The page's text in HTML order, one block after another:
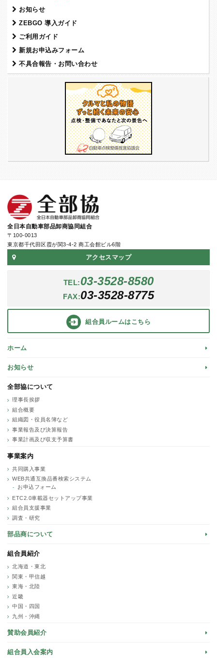
お知らせ
ZEBGO 導入ガイド
ご利用ガイド
新規お申込みフォーム
不具合報告・お問い合わせ
全日本自動車部品卸商協同組合
〒100-0013
東京都千代田区霞が関3-4-2 商工会館ビル6階
アクセスマップ
TEL:03-3528-8580
FAX:03-3528-8775
組合員ルームはこちら
ホーム
お知らせ
全部協について
理事長挨拶
組合概要
組織図・役員名簿など
事業報告及び決算報告
事業計画及び収支予算書
事業案内
共同購入事業
WEB共通互換品番検索システム
お申込フォーム
ETC2.0車載器セットアップ事業
組合員支援事業
調査・研究
部品商について
組合員紹介
北海道・東北
関東・甲信越
東海・北陸
近畿
中国・四国
九州・沖縄
賛助会員紹介
組合員入会案内